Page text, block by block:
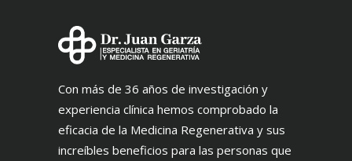
Con más de 36 años de investigación y
experiencia clínica hemos comprobado la
eficacia de la Medicina Regenerativa y sus
increíbles beneficios para las personas que